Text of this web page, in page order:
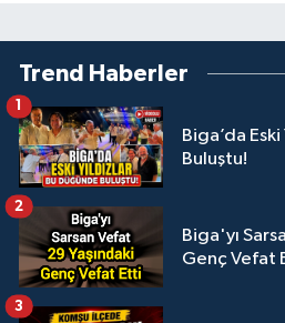
Trend Haberler
Biga’da
Buluştu!
1
Biga'yı
Genç Vefat
2
3